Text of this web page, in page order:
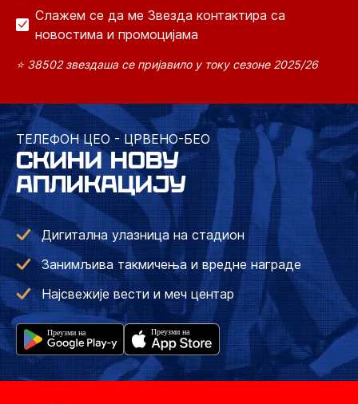
Слажем се да ме Звезда контактира са
новостима и промоцијама
⭐ 38502 звездаша се пријавило у току сезоне 2025/26
ТЕЛЕФОН ЦЕО - ЦРВЕНО-БЕО
СКИНИ НОВУ
АПЛИКАЦИЈУ
Дигитална улазница на стадион
Занимљива такмичења и вредне награде
Најсвежије вести и меч центар